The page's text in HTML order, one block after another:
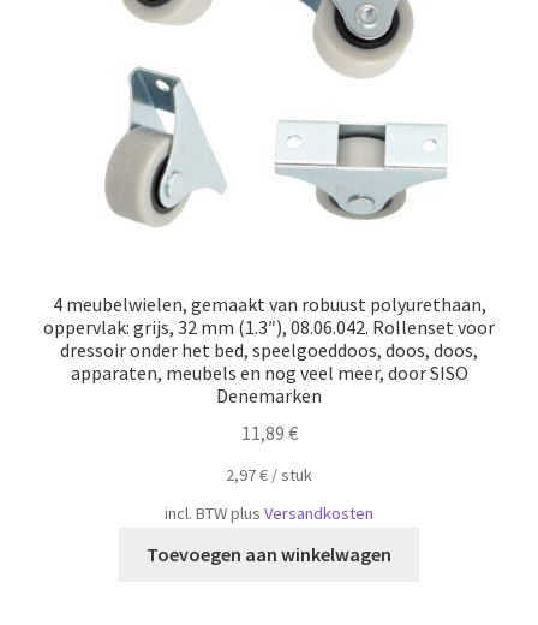
4 meubelwielen, gemaakt van robuust polyurethaan,
oppervlak: grijs, 32 mm (1.3″), 08.06.042. Rollenset voor
dressoir onder het bed, speelgoeddoos, doos, doos,
apparaten, meubels en nog veel meer, door SISO
Denemarken
11,89 €
2,97€ /​​stuk
incl. BTWplus Versandkosten
Toevoegen aan winkelwagen